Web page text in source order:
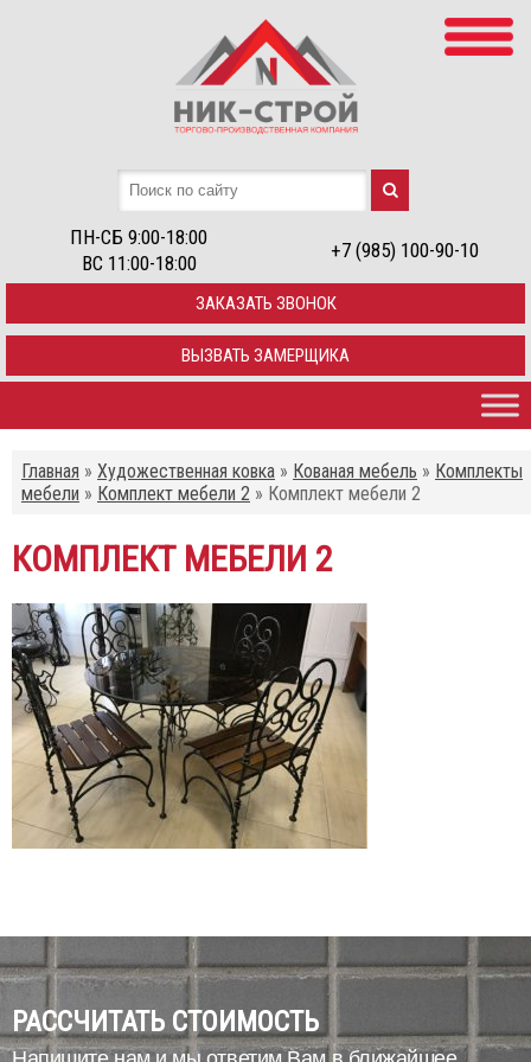
ПН-СБ 9:00-18:00
ВС 11:00-18:00
+7 (985) 100-90-10
ЗАКАЗАТЬ ЗВОНОК
ВЫЗВАТЬ ЗАМЕРЩИКА
Главная » Художественная ковка » Кованая мебель » Комплекты
мебели » Комплект мебели 2 » Комплект мебели 2
КОМПЛЕКТ МЕБЕЛИ 2
РАССЧИТАТЬ СТОИМОСТЬ